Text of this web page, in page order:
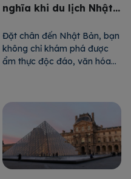
nghĩa khi du lịch Nhật
Đặt chân đến Nhật Bản, bạn
không chỉ khám phá được
ẩm thực độc đáo, văn hóa
nhiều món quà ý nghĩa mang
về cho người thân. Sau đây
là 10 món quà mà 24HVISA
gợi ý […]